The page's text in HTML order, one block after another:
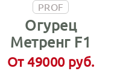
PROF
Огурец
Метренг F1
От 49000 руб.